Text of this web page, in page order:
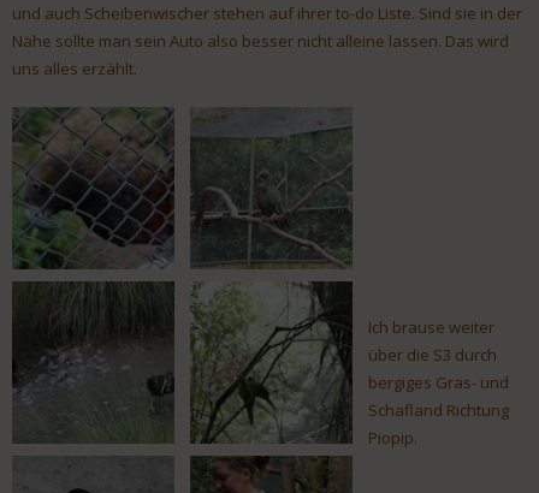
und auch Scheibenwischer stehen auf ihrer to-do Liste. Sind sie in der
Nähe sollte man sein Auto also besser nicht alleine lassen. Das wird
uns alles erzählt.
Ich brause weiter
über die S3 durch
bergiges Gras- und
Schafland Richtung
Piopip.